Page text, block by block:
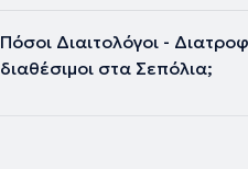
Πόσοι Διαιτολόγοι -
διαθέσιμοι στα Σεπόλια;